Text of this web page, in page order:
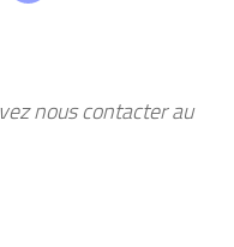
nous contacter au